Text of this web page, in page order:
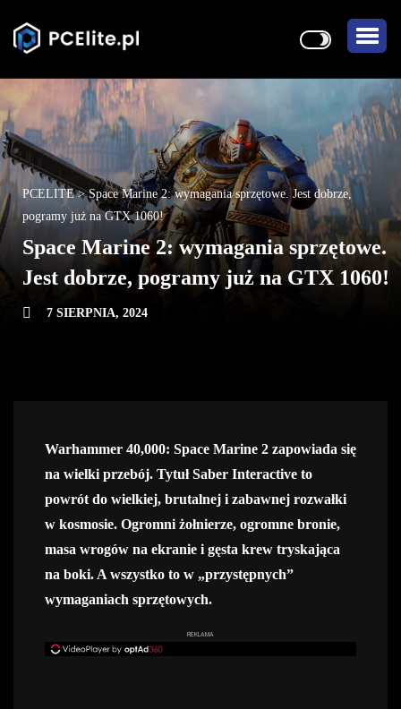
PCELITE>Space Marine 2: wymagania sprzętowe. Jest dobrze,
pogramy już na GTX 1060!
Space Marine 2: wymagania sprzętowe.
Jest dobrze, pogramy już na GTX 1060!
7 SIERPNIA, 2024
Warhammer 40,000: Space Marine 2 zapowiada się
na wielki przebój. Tytuł Saber Interactive to
powrót do wielkiej, brutalnej i zabawnej rozwałki
w kosmosie. Ogromni żołnierze, ogromne bronie,
masa wrogów na ekranie i gęsta krew tryskająca
na boki. A wszystko to w „przystępnych”
wymaganiach sprzętowych.
REKLAMA